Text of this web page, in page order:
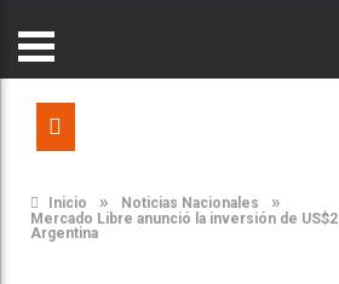
Inicio » Noticias Nacionales »
Mercado Libre anunció la inversión de
Argentina